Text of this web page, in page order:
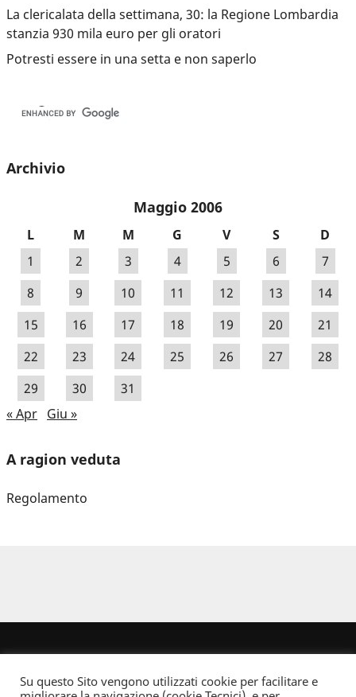
La clericalata della settimana, 30: la Regione Lombardia
stanzia 930 mila euro per gli oratori
Potresti essere in una setta e non saperlo
Archivio
Maggio 2006
L M M G V S
D
1
2 3 4 5 6
7
8
9 10 11 12 13
14
15
16 17 18 19 20
21
22
23 24 25 26 27
28
29
30
31
« Apr Giu »
A ragion veduta
Regolamento
Su questo Sito vengono utilizzati cookie per facilitare e